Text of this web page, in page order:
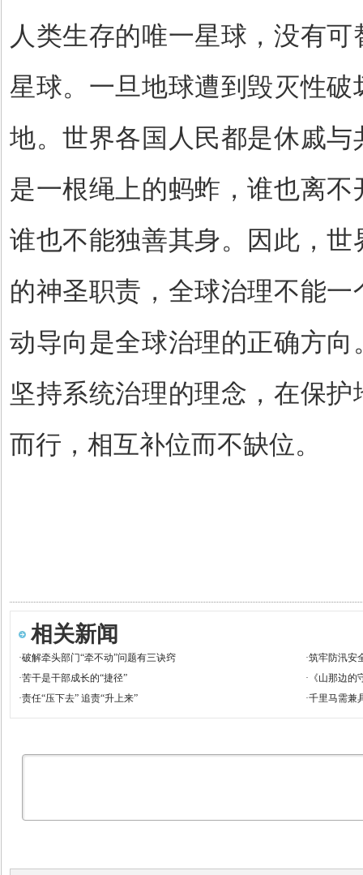
人类生存的唯一星球，没有
星球。一旦地球遭到毁灭性
地。世界各国人民都是休戚
是一根绳上的蚂蚱，谁也离
谁也不能独善其身。因此，
的神圣职责，全球治理不能
动导向是全球治理的正确方
坚持系统治理的理念，在保
而行，相互补位而不缺位。
相关新闻
·破解牵头部门“牵不动”问题有三诀窍 ·筑牢防汛安
·苦干是干部成长的“捷径” · 《山那边
·责任“压下去” 追责“升上来” ·千里马需兼